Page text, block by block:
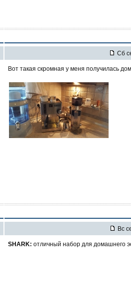
Сб
Вот такая скромная у меня получилась
Вс
SHARK: отличный набор для домашнего